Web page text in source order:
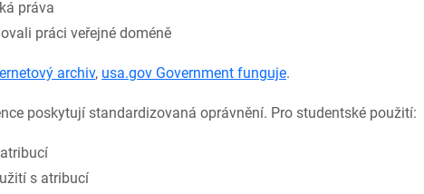
práva
práci veřejné doméně
archiv, usa.gov Government funguje.
poskytují standardizovaná oprávnění. Pro studentské použití:
s atribucí